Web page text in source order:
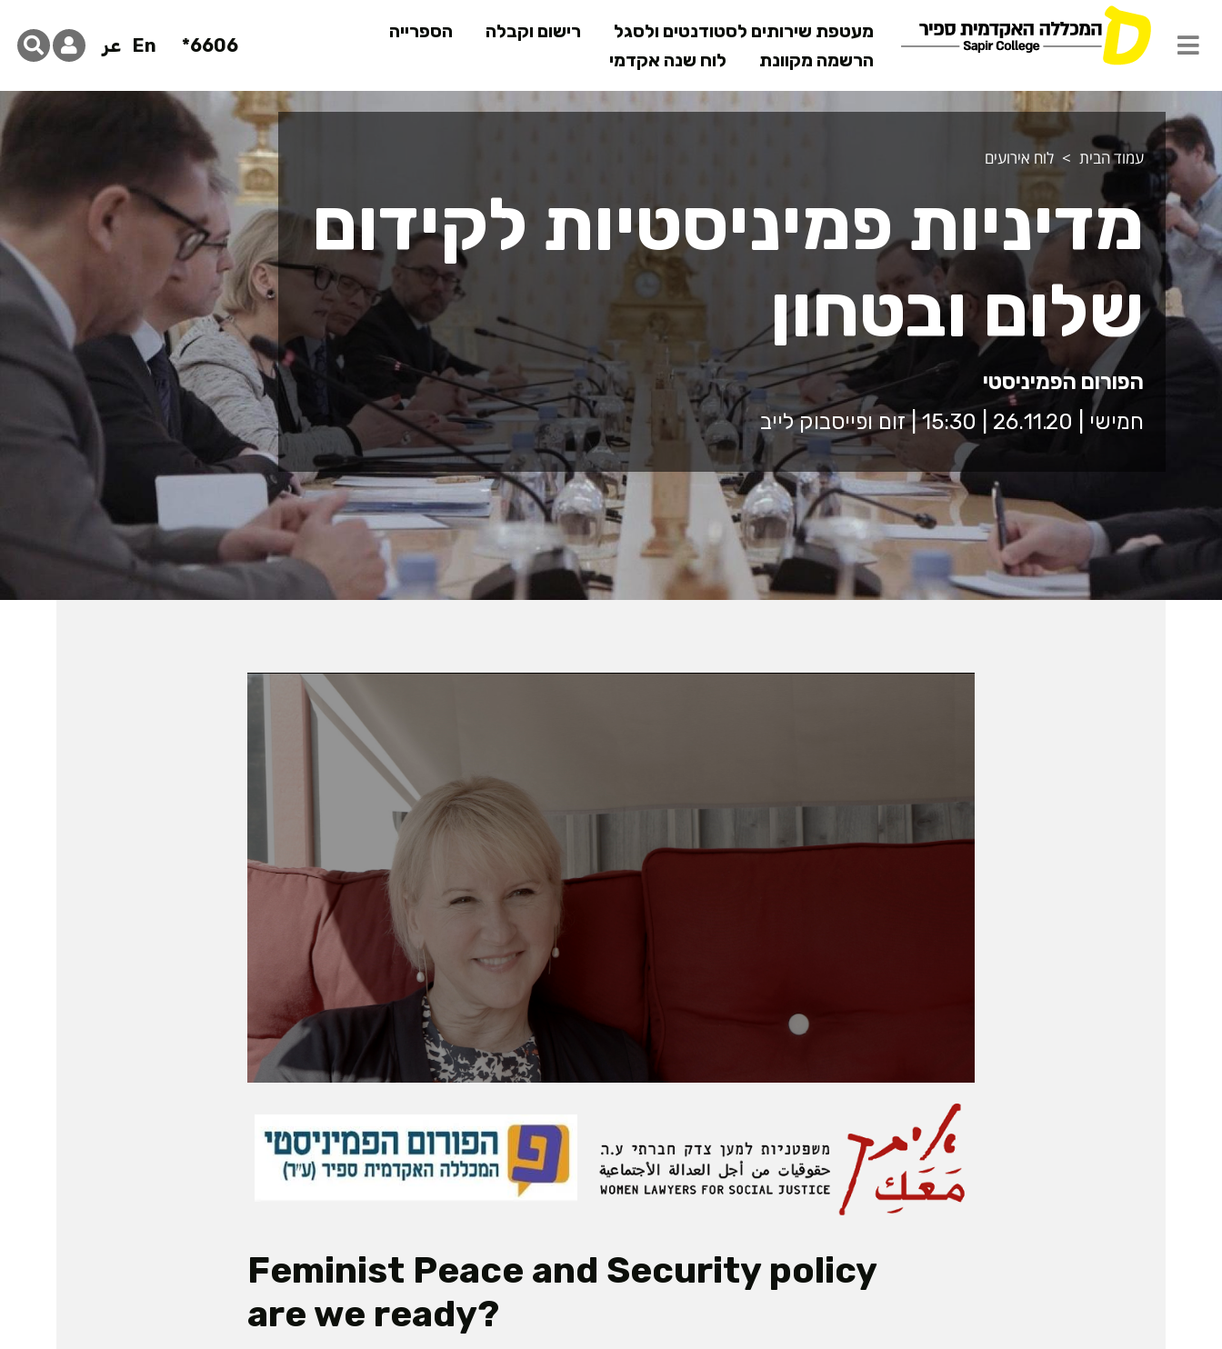
לתוכן
המרכזי
מעטפת שירותים לסטודנטים ולסגל רישום וקבלה
הספרייה
הרשמה מקוונת
לוח שנה אקדמי
6606*
En عر
עמוד הבית לוח אירועים
מדיניות פמיניסטיות לקידום
שלום ובטחון
הפורום הפמיניסטי
חמישי | 26.11.20 | 15:30 | זום ופייסבוק לייב
Feminist Peace and Security policy
are we ready?